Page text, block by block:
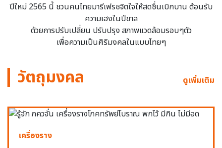
ปีใหม่ 2565 นี้ ชวนคนไทยมารีเฟรชจิตใจให้สดชื่นเบิกบาน ต้อนรับ
ความเฮงในปีขาล
ด้วยการปรับเปลี่ยน ปรับปรุง สภาพแวดล้อมรอบๆตัว
เพื่อความเป็นศิริมงคลในแบบไทยๆ
วัตถุมงคล ดูเพิ่มเติม
เครื่องราง